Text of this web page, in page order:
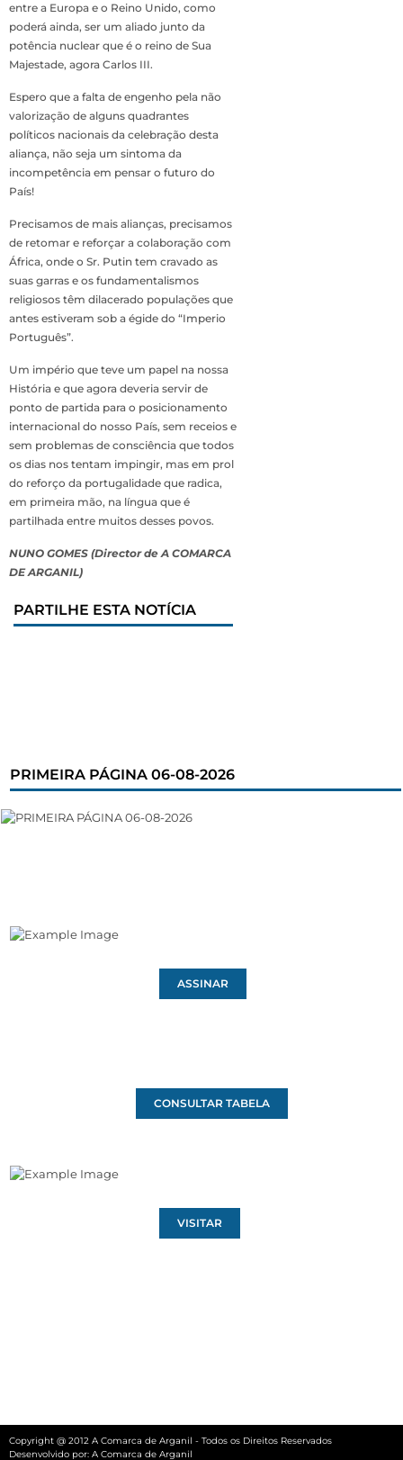
entre a Europa e o Reino Unido, como
poderá ainda, ser um aliado junto da
potência nuclear que é o reino de Sua
Majestade, agora Carlos III.
Espero que a falta de engenho pela não
valorização de alguns quadrantes
políticos nacionais da celebração desta
aliança, não seja um sintoma da
incompetência em pensar o futuro do
País!
Precisamos de mais alianças, precisamos
de retomar e reforçar a colaboração com
África, onde o Sr. Putin tem cravado as
suas garras e os fundamentalismos
religiosos têm dilacerado populações que
antes estiveram sob a égide do “Imperio
Português”.
Um império que teve um papel na nossa
História e que agora deveria servir de
ponto de partida para o posicionamento
internacional do nosso País, sem receios e
sem problemas de consciência que todos
os dias nos tentam impingir, mas em prol
do reforço da portugalidade que radica,
em primeira mão, na língua que é
partilhada entre muitos desses povos.
NUNO GOMES (Director de A COMARCA
DE ARGANIL)
PARTILHE ESTA NOTÍCIA
PRIMEIRA PÁGINA 06-08-2026
ASSINAR
CONSULTAR TABELA
VISITAR
Copyright @ 2012 A Comarca de Arganil - Todos os Direitos Reservados
Desenvolvido por: A Comarca de Arganil